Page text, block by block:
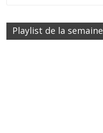
Playlist de la semaine